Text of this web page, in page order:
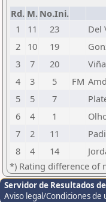
Rd. M. No.Ini.
1
11 23 Del
2
10 19
3
7 20
4
3 5 FM
5
5 7
6
4 1
7
2 11
8
4 14
*) Rating difference of
Servidor de Resultados
Aviso legal/Condiciones de